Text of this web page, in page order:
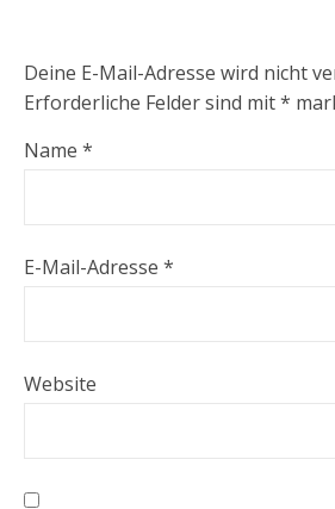
Deine E-Mail-Adresse wird nicht
Erforderliche Felder sind mit*
Name *
E-Mail-Adresse *
Website